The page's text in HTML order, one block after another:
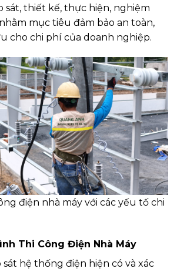
sát, thiết kế, thực hiện, nghiệm
mục tiêu đảm bảo an toàn,
cho chi phí của doanh nghiệp.
điện nhà máy với các yếu tố chi
Thi Công Điện Nhà Máy
sát hệ thống điện hiện có và xác